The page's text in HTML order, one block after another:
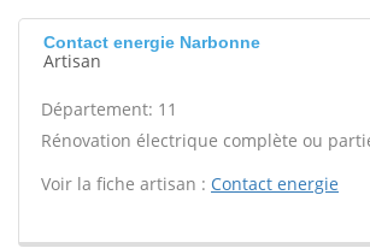
Contact energie Narbonne
Artisan
Département: 11
Rénovation électrique complète ou
Voir la fiche artisan : Contact energie